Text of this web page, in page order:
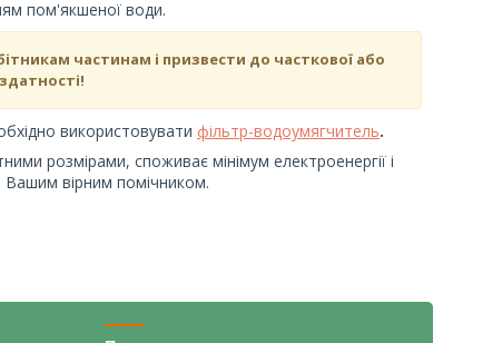
пом'якшеної води.
частинам і призвести до часткової або
використовувати фільтр-водоумягчитель.
розмірами, споживає мінімум електроенергії і
вірним помічником.